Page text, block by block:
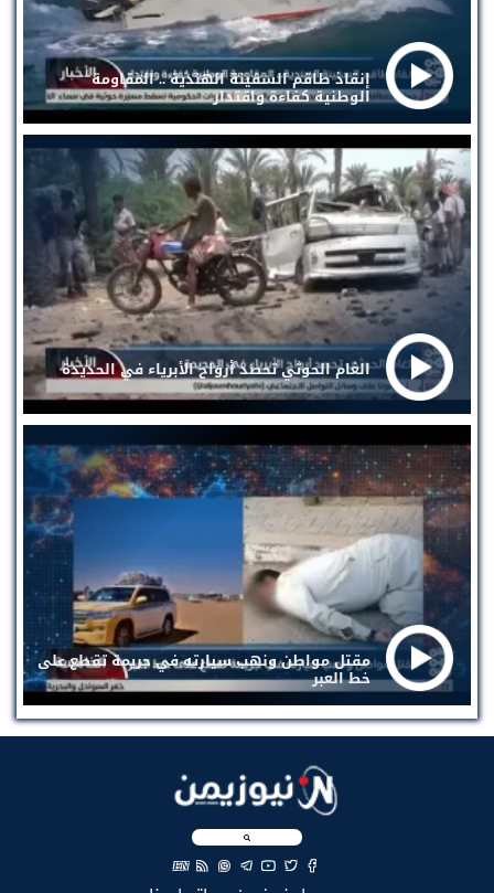
إنقاذ طاقم السفينة الهندية .. المقاومة
الوطنية كفاءة واقتدار
الغام الحوثي تحصد أرواح الأبرياء في الحديدة
مقتل مواطن ونهب سيارته في جريمة تقطع على
خط العبر
EN